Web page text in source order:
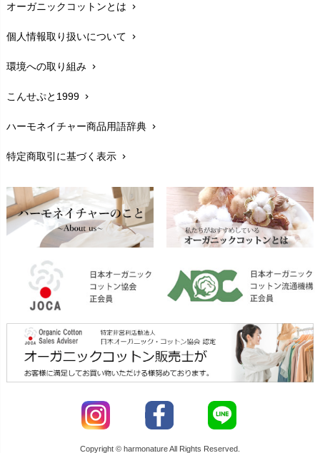
在庫状況と発送予定chevron_right
サイズ・寸法chevron_right
生地・素材chevron_right
お手入れについて
レビューを書こうchevron_right
返品交換chevron_right
FAXでのご注文
お問い合わせchevron_right
オーガニックコットンとは chevron_right
個人情報取り扱いについて chevron_right
環境への取り組み chevron_right
こんせぷと1999 chevron_right
ハーモネイチャー商品用語辞典 chevron_right
特定商取引に基づく表示 chevron_right
Copyright © harmonature All Rights Reserved.